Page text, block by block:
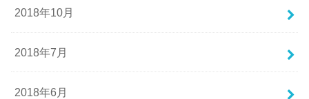
2018年10月
2018年7月
2018年6月